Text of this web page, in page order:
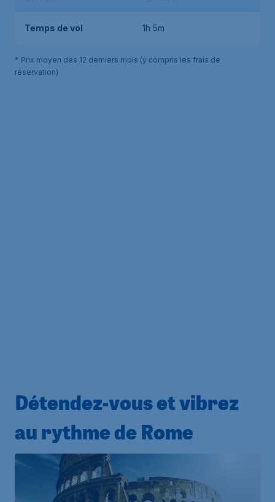
Temps de vol 1h 5m
* Prix moyen des 12 derniers mois (y compris les frais de
réservation)
Détendez-vous et vibrez
au rythme de Rome